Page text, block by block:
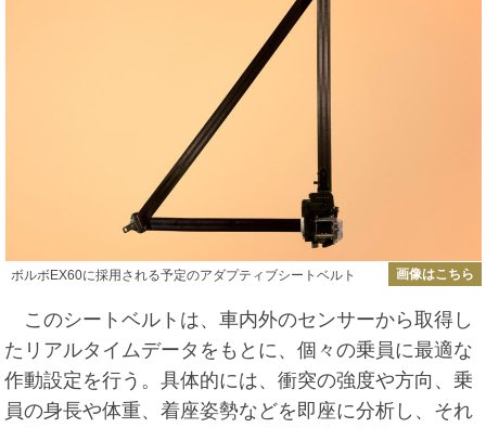
ボルボEX60に採用される予定のアダプティブシートベルト 画像はこちら
このシートベルトは、車内外のセンサーから取得し
たリアルタイムデータをもとに、個々の乗員に最適な
作動設定を行う。具体的には、衝突の強度や方向、乗
員の身長や体重、着座姿勢などを即座に分析し、それ